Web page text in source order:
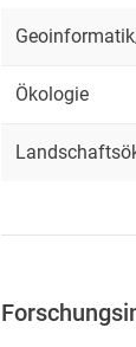
Ökologie